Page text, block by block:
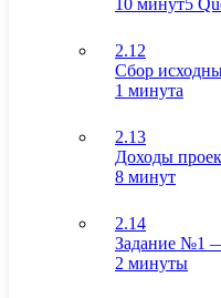
2.12
Сбор
1 минута
2.13
Доходы
8 минут
2.14
Задание №1
2 минуты